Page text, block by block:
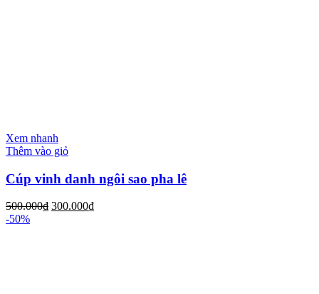
Xem nhanh
Thêm vào giỏ
Cúp vinh danh ngôi sao pha lê
500.000₫ 300.000₫
-50%